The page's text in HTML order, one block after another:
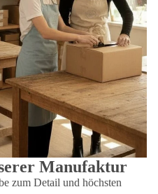
Manufaktur
zum Detail und höchsten